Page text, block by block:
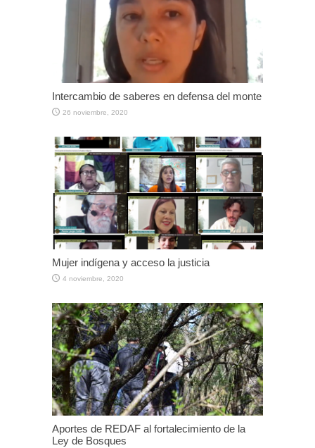
Intercambio de saberes en defensa del monte
26 noviembre, 2020
Mujer indígena y acceso la justicia
4 noviembre, 2020
Aportes de REDAF al fortalecimiento de la
Ley de Bosques